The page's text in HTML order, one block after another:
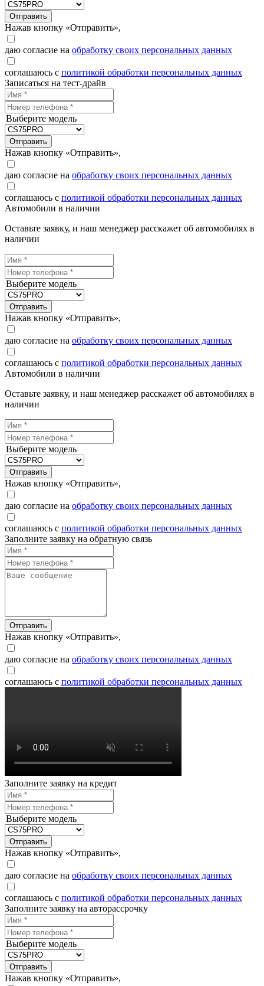
Отправить
Нажав кнопку «Отправить»,
даю согласие на обработку своих персональных данных
соглашаюсь с политикой обработки персональных данных
Записаться на тест-драйв
Выберите модель
Отправить
Нажав кнопку «Отправить»,
даю согласие на обработку своих персональных данных
соглашаюсь с политикой обработки персональных данных
Автомобили в наличии
Оставьте заявку, и наш менеджер расскажет об автомобилях в
наличии
Выберите модель
Отправить
Нажав кнопку «Отправить»,
даю согласие на обработку своих персональных данных
соглашаюсь с политикой обработки персональных данных
Автомобили в наличии
Оставьте заявку, и наш менеджер расскажет об автомобилях в
наличии
Выберите модель
Отправить
Нажав кнопку «Отправить»,
даю согласие на обработку своих персональных данных
соглашаюсь с политикой обработки персональных данных
Заполните заявку на обратную связь
Отправить
Нажав кнопку «Отправить»,
даю согласие на обработку своих персональных данных
соглашаюсь с политикой обработки персональных данных
Заполните заявку на кредит
Выберите модель
Отправить
Нажав кнопку «Отправить»,
даю согласие на обработку своих персональных данных
соглашаюсь с политикой обработки персональных данных
Заполните заявку на авторассрочку
Выберите модель
Отправить
Нажав кнопку «Отправить»,